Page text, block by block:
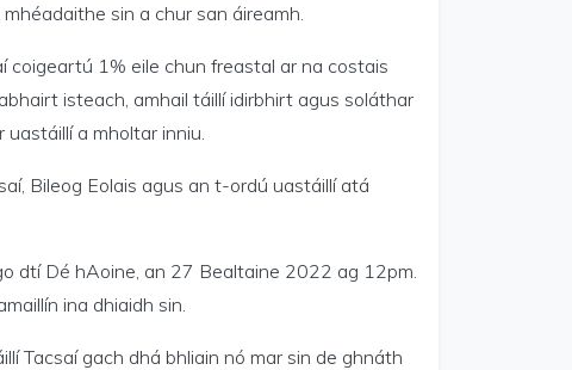
sin a chur san áireamh.
coigeartú 1% eile chun freastal ar na costais
isteach, amhail táillí idirbhirt agus soláthar
a mholtar inniu.
Bileog Eolais agus an t-ordú uastáillí atá
dtí Dé hAoine, an 27 Bealtaine 2022 ag 12pm.
ina dhiaidh sin.
Tacsaí gach dhá bhliain nó mar sin de ghnáth